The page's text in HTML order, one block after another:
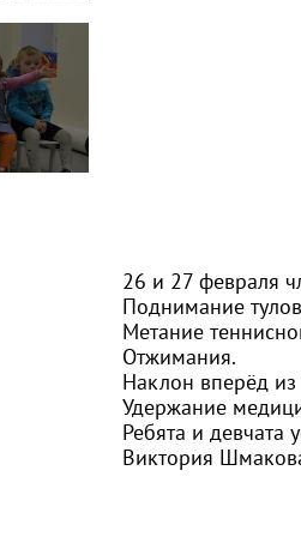
26 и 27 февраля
Поднимание
Метание
Отжимания.
Наклон вперёд
Удержание
Ребята и
Виктория